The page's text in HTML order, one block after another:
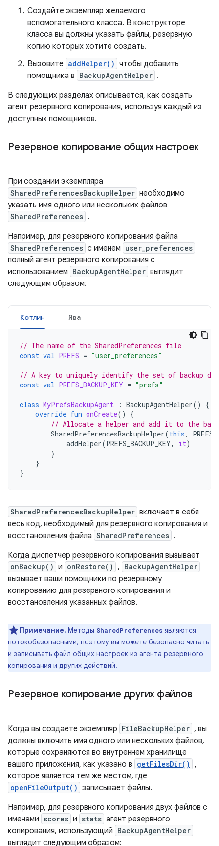
Создайте экземпляр желаемого
вспомогательного класса. В конструкторе
класса вы должны указать файлы, резервную
копию которых хотите создать.
Вызовите addHelper() чтобы добавить
помощника в BackupAgentHelper .
В следующих разделах описывается, как создать
агент резервного копирования, используя каждый из
доступных помощников.
Резервное копирование общих настроек
При создании экземпляра
SharedPreferencesBackupHelper необходимо
указать имя одного или нескольких файлов
SharedPreferences .
Например, для резервного копирования файла
SharedPreferences с именем user_preferences
полный агент резервного копирования с
использованием BackupAgentHelper выглядит
следующим образом:
Котлин Ява
// The name of the SharedPreferences file
const val PREFS = "user_preferences"
// A key to uniquely identify the set of backup
const val PREFS_BACKUP_KEY = "prefs"
class MyPrefsBackupAgent : BackupAgentHelper()
{
override fun onCreate()
{
// Allocate a helper and add it to the
SharedPreferencesBackupHelper(this, PREFS
addHelper(PREFS_BACKUP_KEY, it)
}
}
}
SharedPreferencesBackupHelper включает в себя
весь код, необходимый для резервного копирования и
восстановления файла SharedPreferences .
Когда диспетчер резервного копирования вызывает
onBackup() и onRestore() , BackupAgentHelper
вызывает ваши помощники по резервному
копированию для резервного копирования и
восстановления указанных файлов.
Примечание. Методы SharedPreferences являются
потокобезопасными, поэтому вы можете безопасно читать
и записывать файл общих настроек из агента резервного
копирования и других действий.
Резервное копирование других файлов
Когда вы создаете экземпляр FileBackupHelper , вы
должны включить имя одного или нескольких файлов,
которые сохраняются во внутреннем хранилище
вашего приложения, как указано в getFilesDir() ,
которое является тем же местом, где
openFileOutput() записывает файлы.
Например, для резервного копирования двух файлов с
именами scores и stats агент резервного
копирования, использующий BackupAgentHelper
выглядит следующим образом: